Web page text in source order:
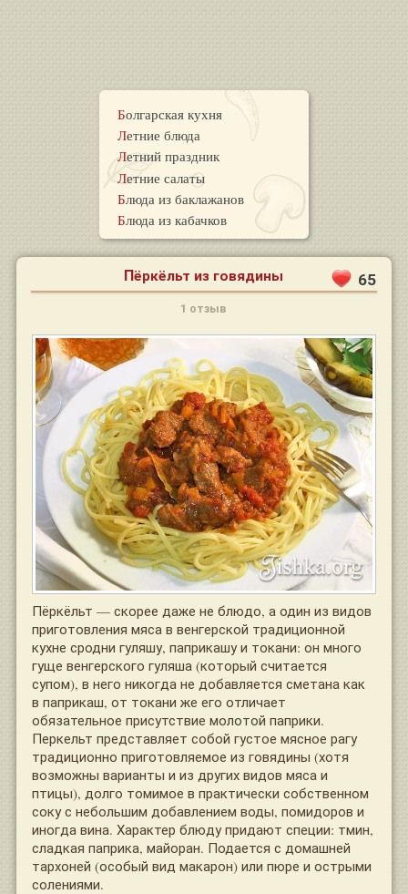
Болгарская кухня
Летние блюда
Летний праздник
Летние салаты
Блюда из баклажанов
Блюда из кабачков
Пёркёльт из говядины 65
1 отзыв
Пёркёльт — скорее даже не блюдо, а один из видов
приготовления мяса в венгерской традиционной
кухне сродни гуляшу, паприкашу и токани: он много
гуще венгерского гуляша (который считается
супом), в него никогда не добавляется сметана как
в паприкаш, от токани же его отличает
обязательное присутствие молотой паприки.
Перкельт представляет собой густое мясное рагу
традиционно приготовляемое из говядины (хотя
возможны варианты и из других видов мяса и
птицы), долго томимое в практически собственном
соку с небольшим добавлением воды, помидоров и
иногда вина. Характер блюду придают специи: тмин,
сладкая паприка, майоран. Подается с домашней
тархоней (особый вид макарон) или пюре и острыми
солениями.